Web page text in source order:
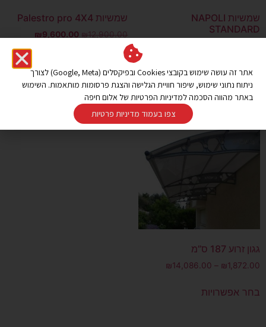
שמשיות NAPOLI
STANDARD
בחר אפשרויות
שמשיות Palestro pro 4X4
₪12,900.00
₪9,600.00
הוספה לסל
גגון זרוע 187 ס”מ
₪1,872.00
–
₪14,086.00
בחר אפשרויות
אתר זה עושה שימוש בקובצי Cookies ובפיקסלים (Google, Meta) לצורך
ניתוח נתוני שימוש, שיפור חוויית הגלישה והצגת פרסומות מותאמות. השימוש
באתר מהווה הסכמה למדיניות הפרטיות של אלום חיפה
צפו בעמוד מדיניות פרטיות